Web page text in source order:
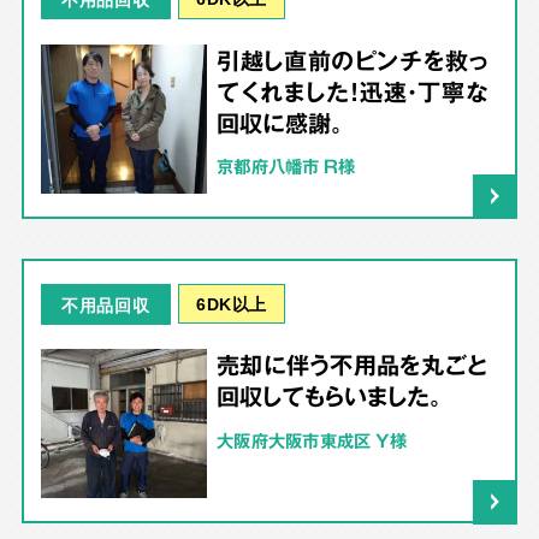
引越し直前のピンチを救っ
てくれました！迅速・丁寧な
回収に感謝。
京都府八幡市 R様
不用品回収 6DK以上
売却に伴う不用品を丸ごと
回収してもらいました。
大阪府大阪市東成区 Y様